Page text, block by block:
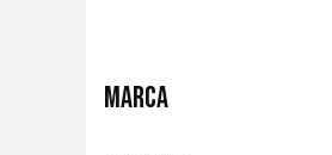
MARCA